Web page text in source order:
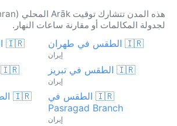
لجدولة المكالمات أو مقارنة ساعات النهار.
🇮🇷 الطقس في طهران
إيران
🇮🇷 الطقس في أصفهان
🇮🇷 الطقس في تبريز
إيران
🇮🇷 الطقس في الأهواز
🇮🇷 الطقس في
Pasragad Branch
إيران
🇮🇷 الطقس في كرمانشاه